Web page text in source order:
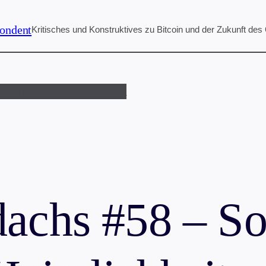
Kritisches und Konstruktives zu Bitcoin und der Zukunft des
#58 –